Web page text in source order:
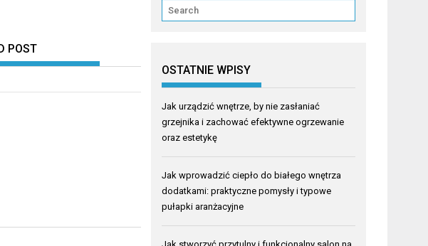
POST
OSTATNIE WPISY
Jak urządzić wnętrze, by nie zasłaniać
grzejnika i zachować efektywne ogrzewanie
oraz estetykę
Jak wprowadzić ciepło do białego wnętrza
dodatkami: praktyczne pomysły i typowe
pułapki aranżacyjne